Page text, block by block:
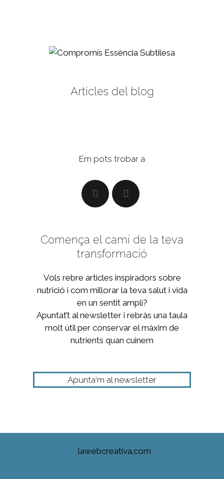
Articles del blog
Em pots trobar a
Comença el camí de la teva
transformació
Vols rebre articles inspiradors sobre
nutrició i com millorar la teva salut i vida
en un sentit ampli?
Apuntat’t al newsletter i rebràs una taula
molt útil per conservar el màxim de
nutrients quan cuinem
Apunta'm al newsletter
lawebcreativa.com